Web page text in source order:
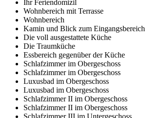
Ihr Feriendomizil
Wohnbereich mit Terrasse
Wohnbereich
Kamin und Blick zum Eingangsbereich
Die voll ausgestattete Küche
Die Traumküche
Essbereich gegenüber der Küche
Schlafzimmer im Obergeschoss
Schlafzimmer im Obergeschoss
Luxusbad im Obergeschoss
Luxusbad im Obergeschoss
Schlafzimmer II im Obergeschoss
Schlafzimmer II im Obergeschoss
Schlafzimmer III im Untergeschoss